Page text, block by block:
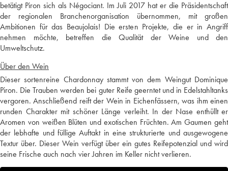
betätigt Piron sich als Négociant. Im Juli 2017 hat er die Präsidentschaft
der regionalen Branchenorganisation übernommen, mit großen
Ambitionen für das Beaujolais! Die ersten Projekte, die er in Angriff
nehmen möchte, betreffen die Qualität der Weine und den
Umweltschutz.
Über den Wein
Dieser sortenreine Chardonnay stammt von dem Weingut Dominique
Piron. Die Trauben werden bei guter Reife geerntet und in Edelstahltanks
vergoren. Anschließend reift der Wein in Eichenfässern, was ihm einen
runden Charakter mit schöner Länge verleiht. In der Nase enthüllt er
Aromen von weißen Blüten und exotischen Früchten. Am Gaumen geht
der lebhafte und füllige Auftakt in eine strukturierte und ausgewogene
Textur über. Dieser Wein verfügt über ein gutes Reifepotenzial und wird
seine Frische auch nach vier Jahren im Keller nicht verlieren.